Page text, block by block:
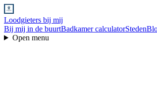
Loodgieters bij mij
Bij mij in de buurtBadkamer calculatorSteden
Open menu